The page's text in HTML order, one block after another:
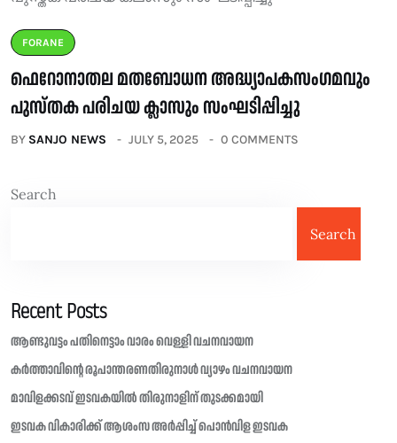
FORANE
ഫെറോനാതല മതബോധന അദ്ധ്യാപകസംഗമവും
പുസ്തക പരിചയ ക്ലാസും സംഘടിപ്പിച്ചു
BY SANJO NEWS JULY 5, 2025 0 COMMENTS
Search
Search
Recent Posts
ആണ്ടുവട്ടം പതിനെട്ടാം വാരം വെള്ളി വചനവായന
കർത്താവിന്റെ രൂപാന്തരണതിരുനാൾ വ്യാഴം വചനവായന
മാവിളക്കടവ് ഇടവകയിൽ തിരുനാളിന് തുടക്കമായി
ഇടവക വികാരിക്ക് ആശംസ അർപ്പിച്ച് പൊൻവിള ഇടവക